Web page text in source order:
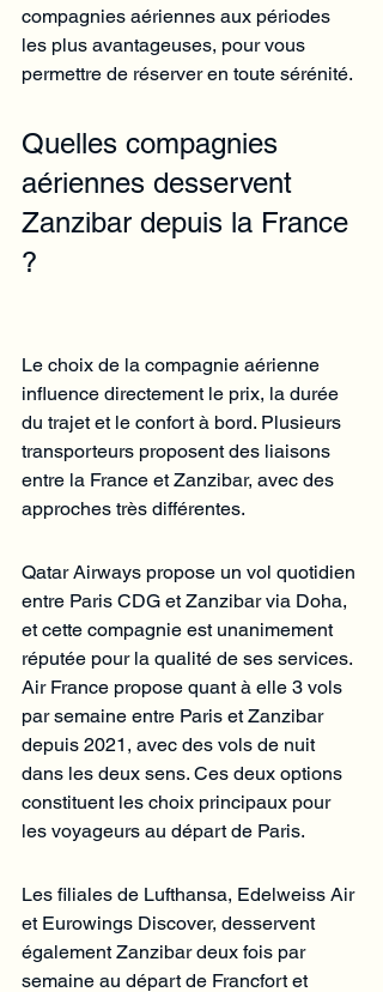
compagnies aériennes aux périodes
les plus avantageuses, pour vous
permettre de réserver en toute sérénité.
Quelles compagnies
aériennes desservent
Zanzibar depuis la France
?
Le choix de la compagnie aérienne
influence directement le prix, la durée
du trajet et le confort à bord. Plusieurs
transporteurs proposent des liaisons
entre la France et Zanzibar, avec des
approches très différentes.
Qatar Airways propose un vol quotidien
entre Paris CDG et Zanzibar via Doha,
et cette compagnie est unanimement
réputée pour la qualité de ses services.
Air France propose quant à elle 3 vols
par semaine entre Paris et Zanzibar
depuis 2021, avec des vols de nuit
dans les deux sens. Ces deux options
constituent les choix principaux pour
les voyageurs au départ de Paris.
Les filiales de Lufthansa, Edelweiss Air
et Eurowings Discover, desservent
également Zanzibar deux fois par
semaine au départ de Francfort et